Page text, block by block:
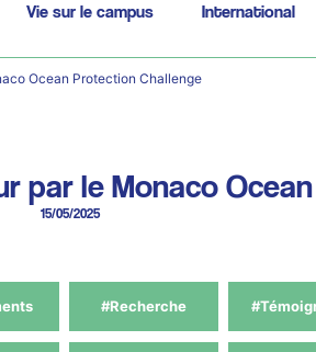
Vie sur le campus International
Ocean Protection Challenge
par le Monaco
15/05/2025
#Recherche